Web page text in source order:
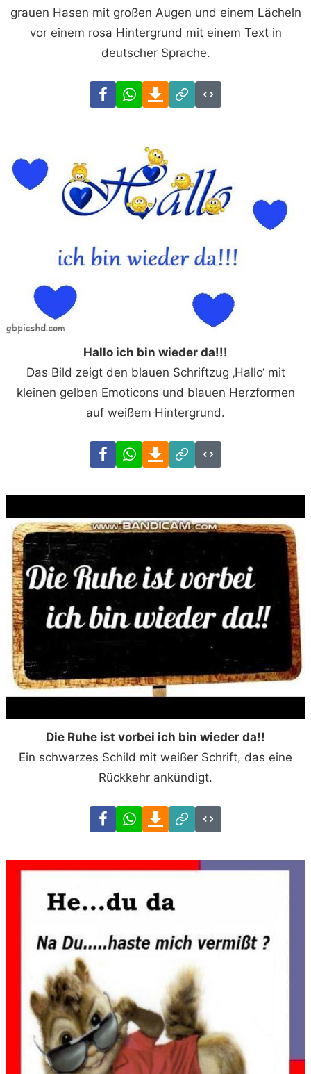
grauen Hasen mit großen Augen und einem Lächeln
vor einem rosa Hintergrund mit einem Text in
deutscher Sprache.
FacebookWhatsAppDownload
Link
Code
Hallo ich bin wieder da!!!
Das Bild zeigt den blauen Schriftzug ‚Hallo‘ mit
kleinen gelben Emoticons und blauen Herzformen
auf weißem Hintergrund.
FacebookWhatsAppDownload
Link
Code
Die Ruhe ist vorbei ich bin wieder da!!
Ein schwarzes Schild mit weißer Schrift, das eine
Rückkehr ankündigt.
FacebookWhatsAppDownload
Link
Code